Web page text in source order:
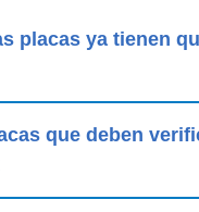
placas ya tienen
que deben